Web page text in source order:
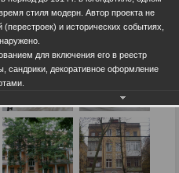
стиля модерн. Автор проекта не
и исторических событиях,
для включения его в реестр
сандрики, декоративное оформление